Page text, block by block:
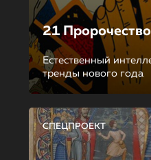
21
Естественный
тренды нового года
СПЕЦПРОЕКТ